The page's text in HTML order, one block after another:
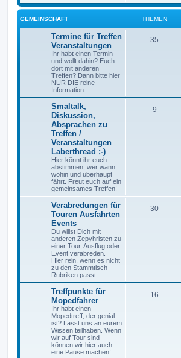
GEMEINSCHAFT THEMEN
Termine für Treffen
Veranstaltungen
Ihr habt einen Termin
und wollt dahin? Euch
dort mit anderen
Treffen? Dann bitte hier
NUR DIE reine
Information.
35
Smaltalk,
Diskussion,
Absprachen zu
Treffen /
Veranstaltungen
Laberthread ;-)
Hier könnt ihr euch
abstimmen, wer wann
wohin und überhaupt
fährt. Freut euch auf ein
gemeinsames Treffen!
9
Verabredungen für
Touren Ausfahrten
Events
Du willst Dich mit
anderen Zepyhristen zu
einer Tour, Ausflug oder
Event verabreden.
Hier rein, wenn es nicht
zu den Stammtisch
Rubriken passt.
30
Treffpunkte für
Mopedfahrer
Ihr habt einen
Mopedtreff, der genial
ist? Lasst uns an eurem
Wissen teilhaben. Wenn
wir auf Tour sind
können wir hier auch
eine Pause machen!
16